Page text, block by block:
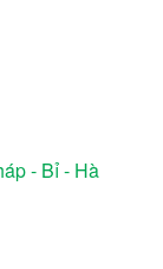
- Bỉ - Hà